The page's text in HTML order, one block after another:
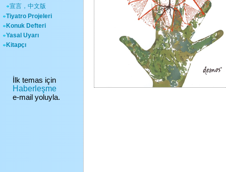
宣言，中文版
Tiyatro Projeleri
Konuk Defteri
Yasal Uyarı
Kitapçı
İlk temas için
Haberleşme
e-mail yoluyla.